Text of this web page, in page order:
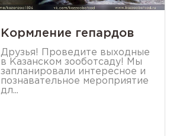
Кормление гепардов
Друзья! Проведите выходные
в Казанском зооботсаду! Мы
запланировали интересное и
познавательное мероприятие
дл...